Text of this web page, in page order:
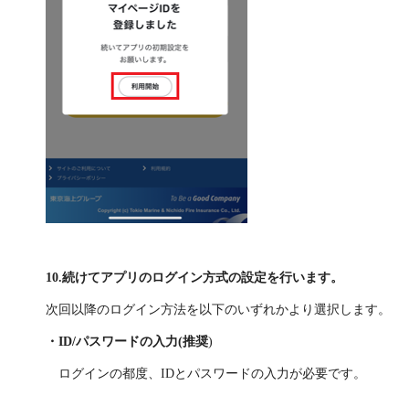
10.続けてアプリのログイン方式の設定を行います。
次回以降のログイン方法を以下のいずれかより選択します。
・ID/パスワードの入力(推奨)
ログインの都度、IDとパスワードの入力が必要です。